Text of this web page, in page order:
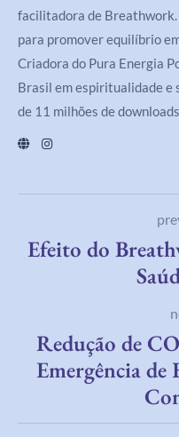
facilitadora de
para promover equilíbrio
Criadora do Pura Energia
Brasil em espiritualidade e
de 11 milhões de downloads.
Efeito do
Redução de
Emergência de